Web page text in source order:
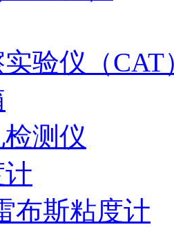
验仪（CAT
测仪
布斯粘度计